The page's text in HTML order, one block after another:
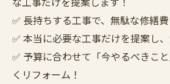
✅ 長持ちする工事で、無駄な修繕費
✅ 本当に必要な工事だけを提案し
✅ 予算に合わせて「今やるべきこ
くリフォーム！